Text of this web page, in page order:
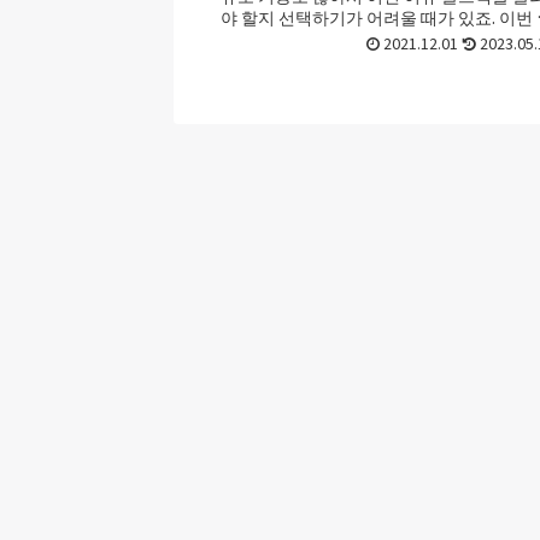
야 할지 선택하기가 어려울 때가 있죠. 이번
스트에서는 어뉴 골프백 고르는법 ...
2021.12.01